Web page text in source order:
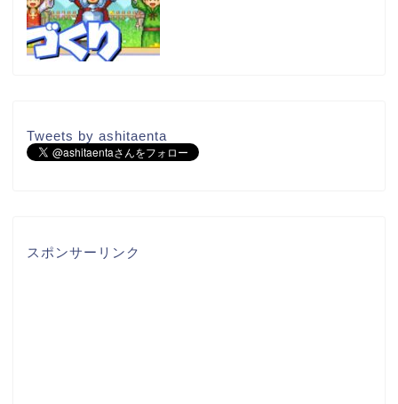
Tweets by ashitaenta
スポンサーリンク